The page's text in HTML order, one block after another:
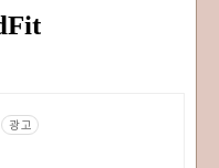
광고